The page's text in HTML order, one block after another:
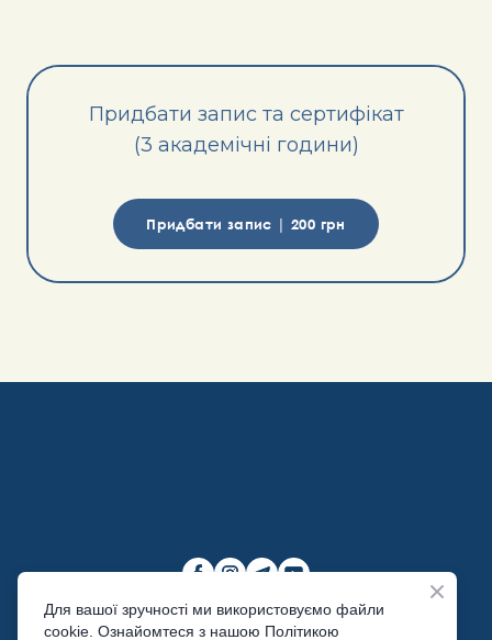
Придбати запис та сертифікат
(3 академічні години)
Придбати запис | 200 грн
Для вашої зручності ми використовуємо файли
cookie. Ознайомтеся з нашою Політикою